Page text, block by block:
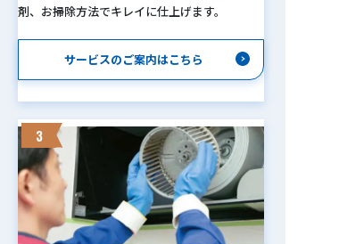
剤、お掃除方法でキレイに仕上げます。
サービスのご案内はこちら
3